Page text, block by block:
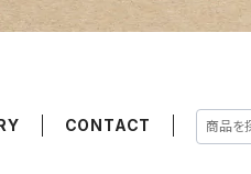
CONTACT